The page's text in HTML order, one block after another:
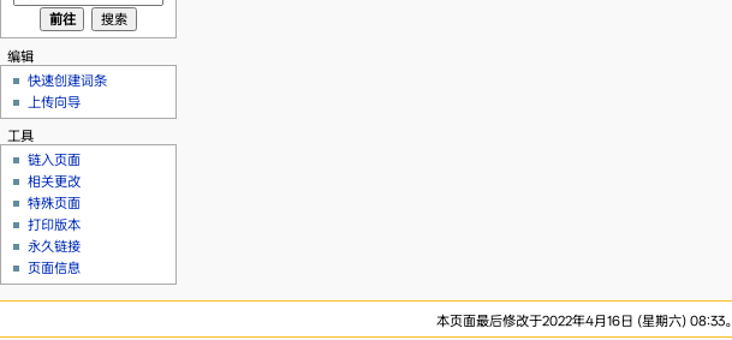
编辑
快速创建词条
上传向导
工具
链入页面
相关更改
特殊页面
打印版本
永久链接
页面信息
本页面最后修改于2022年4月16日 (星期六) 08:33。